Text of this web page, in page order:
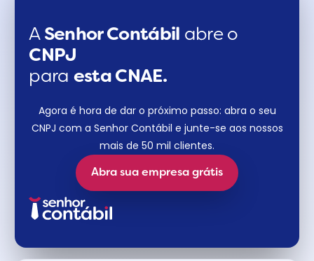
A Senhor Contábil abre o
CNPJ
para esta CNAE.
Agora é hora de dar o próximo passo: abra o seu
CNPJ com a Senhor Contábil e junte-se aos nossos
mais de 50 mil clientes.
Abra sua empresa grátis